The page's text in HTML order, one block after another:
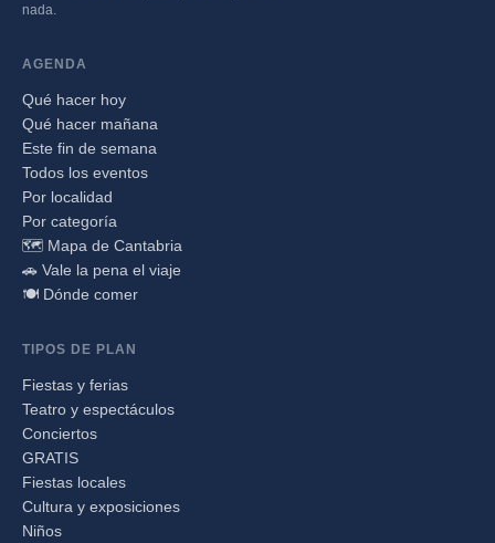
nada.
AGENDA
Qué hacer hoy
Qué hacer mañana
Este fin de semana
Todos los eventos
Por localidad
Por categoría
🗺️ Mapa de Cantabria
🚗 Vale la pena el viaje
🍽️ Dónde comer
TIPOS DE PLAN
Fiestas y ferias
Teatro y espectáculos
Conciertos
GRATIS
Fiestas locales
Cultura y exposiciones
Niños